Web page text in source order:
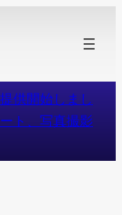
供開始しまし
ト、写真撮影